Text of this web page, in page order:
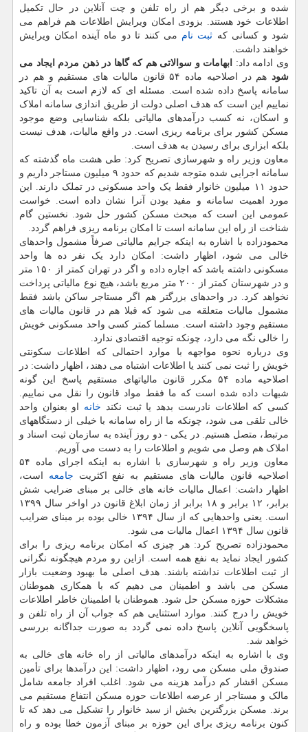
شده و برخی دیگر هم از راه تلفن و چت آنلاین در حال تکمیل
اطلاعات خود هستند. بزودی امکان ویرایش اطلاعات هم فراهم می
شود و کسانی که ثبت نام می کنند تا دو ماه آینده امکان ویرایش
خواهند داشت.
وی ادامه داد:
ابهامات و سوالاتی هم که گاها در ذهن مردم ایجاد می
شود
هم در اصلاحیه ماده ۵۴ قانون مالیات های مستقیم و هم در
سامانه پاسخ داده شده است. مسئله ای که لازم است به آن تاکید
نماییم این است که هدف اصلی دولت از طریق اندازی سامانه املاک
و اسکان، نه کسب درآمدهای مالیاتی بلکه شناسایی وضع موجود
مسکن کشور برای برنامه ریزی است. در واقع مالیات، هدف نیست
بلکه ابزاری برای رسیدن به هدف است.
معاون وزیر راه و شهرسازی تصریح کرد: طی هشت ماه گذشته که
سامانه اجرایی شده متوجه شدیم که حدود ۹ میلیون مستاجر داریم و
حدود ۱۱ میلیون خانوار فقط یک واحد مسکونی در تملک دارند. این
مورد اهمیت سامانه و مفید بودن آنرا نشان داده است. خواست
عمومی این است که مبحث مسکن کشور حل شود. نخستین گام
شناخت از راه این سامانه است تا امکان برنامه ریزی فراهم گردد.
محمودزاده با اشاره به اینکه جرایم مالیاتی صرفاً مشمول واحدهای
خالی می شود، اظهار داشت: امکان دارد یک نفر ده ها واحد
مسکونی داشته باشد که اجاره داده و اگر در تهران کمتر از ۱۵۰ متر
و در شهرستان کمتر از ۲۰۰ متر مربع باشد، هیچ نوع مالیاتی پرداخت
نخواهد کرد. در واحدهای بزرگتر هم اگر مستاجر ساکن باشد فقط
مشمول مالیات متعلقه می شود که قبلا هم در قانون مالیات های
مستقیم وجود داشته است. مسلما کمتر کسی واحد مسکونی خویش
را خالی نگه می دارد، چونکه توجیه اقتصادی ندارد.
وی درباره نحوه مواجهه با موارد احتمالی که اطلاعات سکونتی
خویش را ثبت نمی کنند یا اطلاعات اشتباه می دهند، اظهار داشت: در
اصلاحیه ماده ۵۴ مکرر قانون مالیاتهای مستقیم پاسخ این گونه
شبهات داده شده است که ما فقط مواد قانون را نقل می نماییم.
کسی که اطلاعات نادرست بدهد یا ثبت نکند خانه او بعنوان واحد
خالی تلقی می شود، چونکه ما از راه سامانه با خیلی از دستگاههای
مرتبط، متصل هستیم. در یکی - دو روز آینده به سازمان ثبت اسناد و
املاک هم وصل می شویم و اطلاعات را به دست می آوریم.
معاون وزیر راه و شهرسازی با اشاره به اینکه اجرای ماده ۵۴
اصلاحیه قانون مالیات های مستقیم به نفع اکثریت جامعه است،
اظهار داشت: اعمال مالیات خانه های خالی بر مبنای ضرایب شش
برابر، ۱۲ برابر و ۱۸ برابر از زمان ابلاغ قانون در اواخر سال ۱۳۹۹
است. یعنی واحدهایی که از سال ۱۳۹۴ خالی بوده بر مبنای ضرایب
قانون سال ۱۳۹۴ اعمال مالیات می شود.
محمودزاده تصریح کرد: هر چیزی که امکان برنامه ریزی را برای
کشور ایجاد نماید به نفع همه است. ازاین رو مردم هیچگونه نگرانی
از ثبت اطلاعات نداشته باشند. هدف اصلی ما بهبود وضعیت بازار
مسکن می باشد و اطمینان می دهیم که با همکاری هموطنان
مشکلات حوزه مسکن حل شود. هموطنان با اطمینان خاطر اطلاعات
خویش را درج کنند. موارد استثنایی هم که جواب آن از راه تلفن و
پاسخگویی آنلاین پاسخ داده نمی گردد به صورت جداگانه بررسی
خواهد شد.
وی با اشاره به اینکه درآمدهای مالیاتی از راه خانه های خالی به
صندوق ملی مسکن می رود، اظهار داشت: این درآمدها برای تأمین
مسکن اقشار کم درآمد هزینه می شود. اغلب افراد جامعه شامل
مالک و مستاجر از عرضه اطلاعات حوزه مسکن انتفاع مستقیم می
برند. مسکن بزرگترین بخش از سبد خانوار را تشکیل می دهد که تا
کنون برنامه ریزی برای این حوزه بر مبنای آزمون خطا بوده و راه